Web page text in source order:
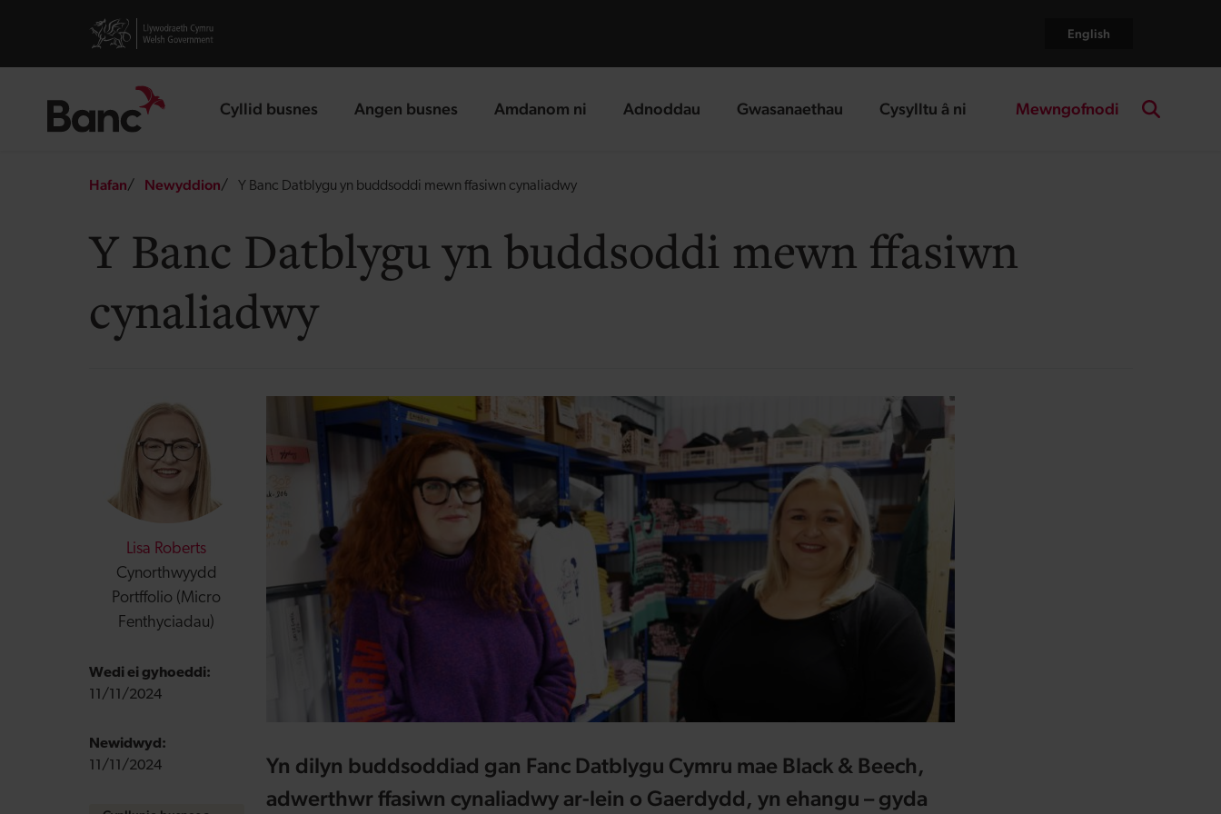
Visit gov.wales website English
Cyllid busnes
landing page Angen busnes
landing page Amdanom ni
landing page Adnoddau
landing page Gwasanaethau
landing page Cysylltu â ni
landing page Mewngofnodi
Breadcrumb
Hafan Newyddion Y Banc Datblygu yn buddsoddi mewn ffasiwn cynaliadwy
Y Banc Datblygu yn buddsoddi mewn ffasiwn
cynaliadwy
Lisa Roberts
Cynorthwyydd
Portffolio (Micro
Fenthyciadau)
Wedi ei gyhoeddi:
11/11/2024
Newidwyd:
11/11/2024
Yn dilyn buddsoddiad gan Fanc Datblygu Cymru mae Black & Beech,
adwerthwr ffasiwn cynaliadwy ar-lein o Gaerdydd, yn ehangu – gyda